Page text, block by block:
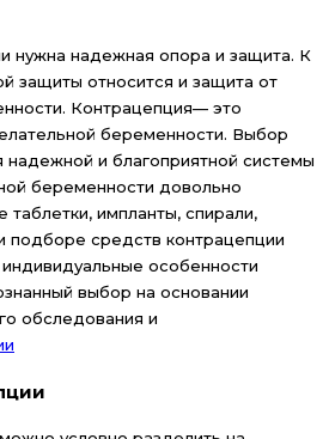
нужна надежная опора и защита. К
защиты относится и защита от
Контрацепция— это
беременности. Выбор
надежной и благоприятной системы
беременности довольно
импланты, спирали,
подборе средств контрацепции
особенности
выбор на основании
обследования и